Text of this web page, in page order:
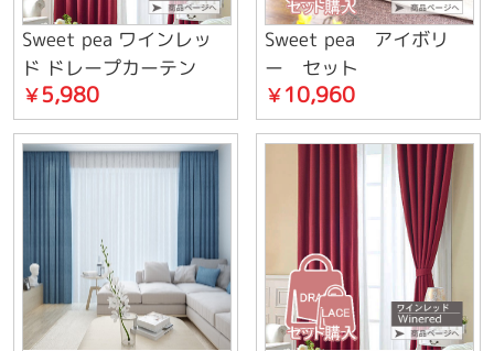
Sweet pea ワインレッ
ド ドレープカーテン
￥5,980
Sweet pea アイボリ
ー セット
￥10,960